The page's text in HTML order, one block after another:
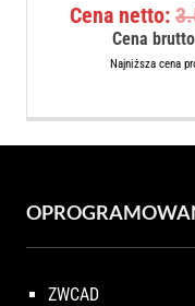
Cena netto:
Cena
Najniższa cena
ZWCAD